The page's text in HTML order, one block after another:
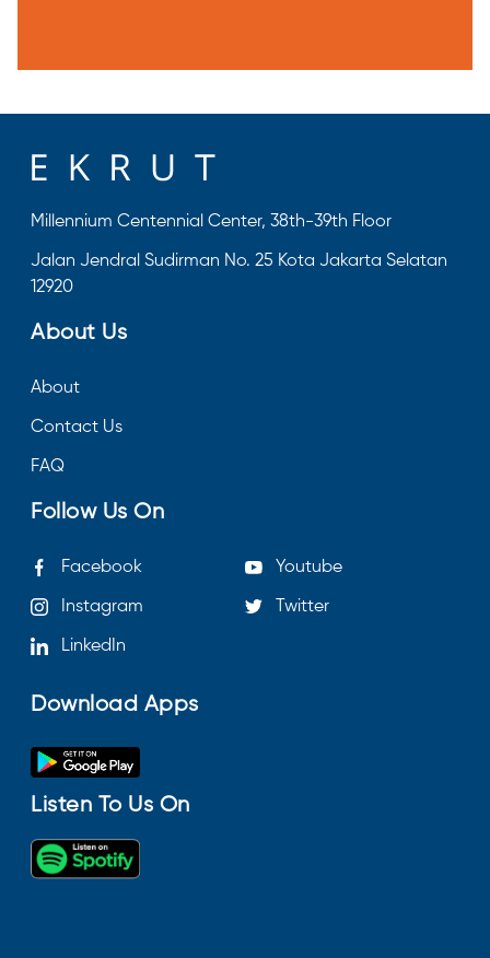
Millennium Centennial Center, 38th-39th Floor
Jalan Jendral Sudirman No. 25 Kota Jakarta Selatan
12920
About Us
About
Contact Us
FAQ
Follow Us On
Facebook Youtube
Instagram Twitter
LinkedIn
Download Apps
Listen To Us On